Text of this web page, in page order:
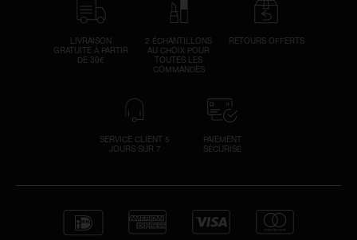
LIVRAISON
GRATUITE À PARTIR
DE 30€
2 ÉCHANTILLONS
AU CHOIX POUR
TOUTES LES
COMMANDES
RETOURS OFFERTS
SERVICE CLIENT 5
JOURS SUR 7
PAIEMENT
SÉCURISÉ